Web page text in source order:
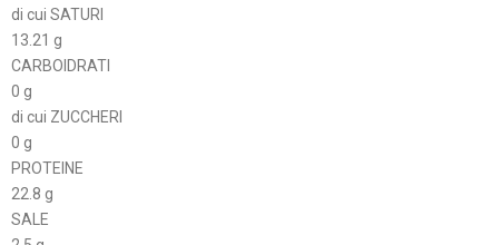
di cui SATURI
13.21 g
CARBOIDRATI
0 g
di cui ZUCCHERI
0 g
PROTEINE
22.8 g
SALE